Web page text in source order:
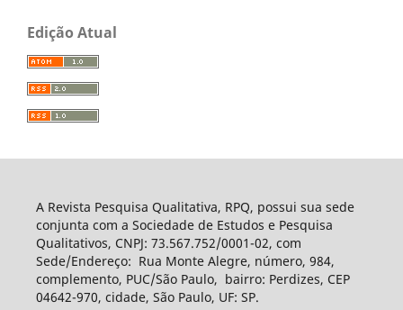
Edição Atual
A Revista Pesquisa Qualitativa, RPQ, possui sua sede
conjunta com a Sociedade de Estudos e Pesquisa
Qualitativos, CNPJ: 73.567.752/0001-02, com
Sede/Endereço: Rua Monte Alegre, número, 984,
complemento, PUC/São Paulo, bairro: Perdizes, CEP
04642-970, cidade, São Paulo, UF: SP.